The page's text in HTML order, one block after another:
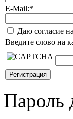
E-Mail:*
Даю согласие
Введите слово на
Пароль